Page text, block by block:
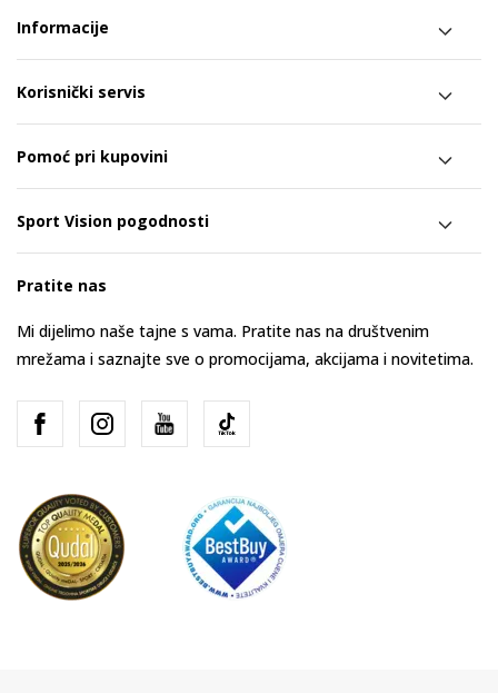
Informacije
Korisnički servis
Pomoć pri kupovini
Sport Vision pogodnosti
Pratite nas
Mi dijelimo naše tajne s vama. Pratite nas na društvenim
mrežama i saznajte sve o promocijama, akcijama i novitetima.